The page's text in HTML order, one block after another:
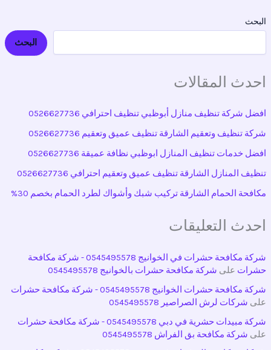
البحث
البحث
احدث المقالات
افضل شركة تنظيف منازل أبوظبي تنظيف احترافي 0526627736
شركة تنظيف وتعقيم الشارقة تنظيف عميق وتعقيم 0526627736
افضل خدمات تنظيف المنازل ابوظبي نظافة عميقة 0526627736
تنظيف المنازل الشارقة تنظيف عميق وتعقيم احترافي 0526627736
مكافحة الحمام الشارقة تركيب شبك وأشواك لطرد الحمام بخصم 30%
احدث التعليقات
شركة مكافحة حشرات في الخوانيج 0545495578 - شركة مكافحة
حشرات على شركة مكافحة حشرات بالخوانيج 0545495578
شركة مكافحة حشرات الخوانيج 0545495578 - شركة مكافحة حشرات
على شركات لرش الصراصير 0545495578
شركة مبيدات حشرية في دبي 0545495578 - شركة مكافحة حشرات
على شركة مكافحة بق الفراش 0545495578